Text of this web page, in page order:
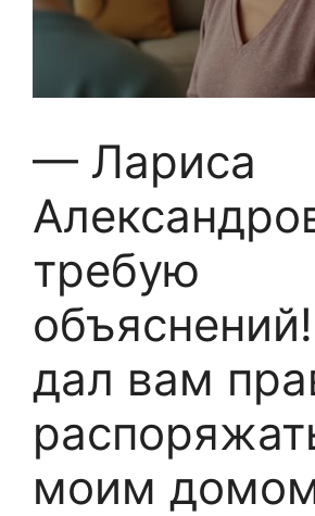
— Лариса
требую
дал вам
моим